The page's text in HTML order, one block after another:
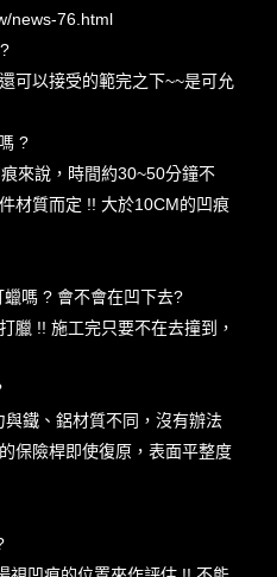
news-76.html
以接受的範完之下~~是可允
?
說，時間約30~50分鐘不
材質而定 !! 大於10CM的凹痕
嗎 ? 會不會在凹下去?
!! 施工完只要不在去撞到，
鐵、鋁材質不同，沒有辦法
保險桿即使復原，表面平整度